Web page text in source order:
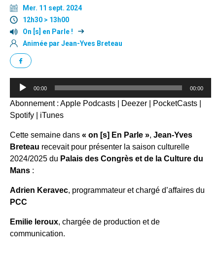
Mer. 11 sept. 2024
12h30 > 13h00
On [s] en Parle !
Animée par Jean-Yves Breteau
Lecteur
00:00 00:00
Abonnement : Apple Podcasts Deezer PocketCasts
Spotify
iTunes
Cette semaine dans « on [s] En Parle », Jean-Yves
Breteau recevait pour présenter la saison culturelle
2024/2025 du Palais des Congrès et de la Culture du
Mans :
Adrien Keravec, programmateur et chargé d’affaires du
PCC
Emilie leroux, chargée de production et de
communication.